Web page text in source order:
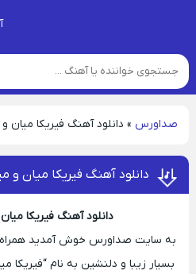
صداورس » دانلود آهنگ فیریکا میان
دانلود آهنگ فیریکا میان و
دانلود آهنگ فیریکا
به سایت صداورس خوش آمدید همراه
بسیار زیبا و دلنشین به نام “فیریکا